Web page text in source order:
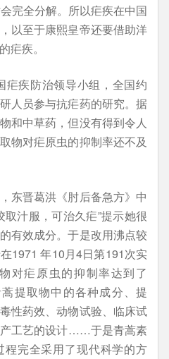
完全分解。所以疟疾在中国
以至于康熙皇帝还要借助洋
疟疾。
疟疾防治领导小组，全国约
人员参与抗疟药的研究。据
和中草药，但没有得到令人
物对疟原虫的抑制率还不及
东晋葛洪《肘后备急方》中
汁服，可治久疟”提示她很
有效成分。于是改用沸点较
1971 年10月4日第191次实
对疟原虫的抑制率达到了
提取物中的各种成分、提
性药效、动物试验、临床试
工艺的设计……于是青蒿素
完全采用了现代科学的方